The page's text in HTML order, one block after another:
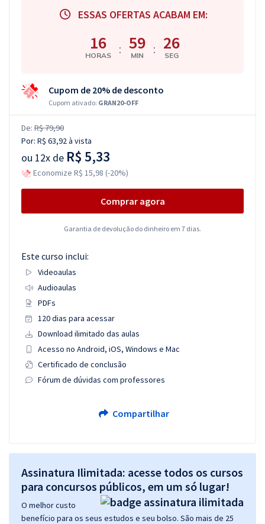
ESSAS OFERTAS ACABAM EM:
16
HORAS : 59
MIN : 25
SEG
Cupom de 20% de desconto
Cupom ativado: GRAN20-OFF
De: R$ 79,90
Por: R$ 63,92à vista
ou 12x de R$ 5,33
Economize R$ 15,98 (-20%)
Comprar agora
Garantia de devolução do dinheiro em 7 dias.
Este curso inclui:
Videoaulas
Audioaulas
PDFs
120 dias para acessar
Download ilimitado das aulas
Acesso no Android, iOS, Windows e Mac
Certificado de conclusão
Fórum de dúvidas com professores
Compartilhar
Assinatura Ilimitada: acesse todos os cursos
para concursos públicos, em um só lugar!
O melhor custo
benefício para os seus estudos e seu bolso. São mais de 25